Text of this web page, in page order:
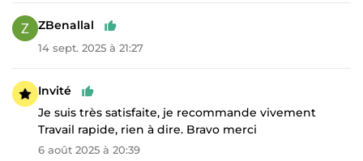
ZBenallal
14 sept. 2025 à 21:27
Invité
Je suis très satisfaite, je recommande vivement
Travail rapide, rien à dire. Bravo merci
6 août 2025 à 20:39